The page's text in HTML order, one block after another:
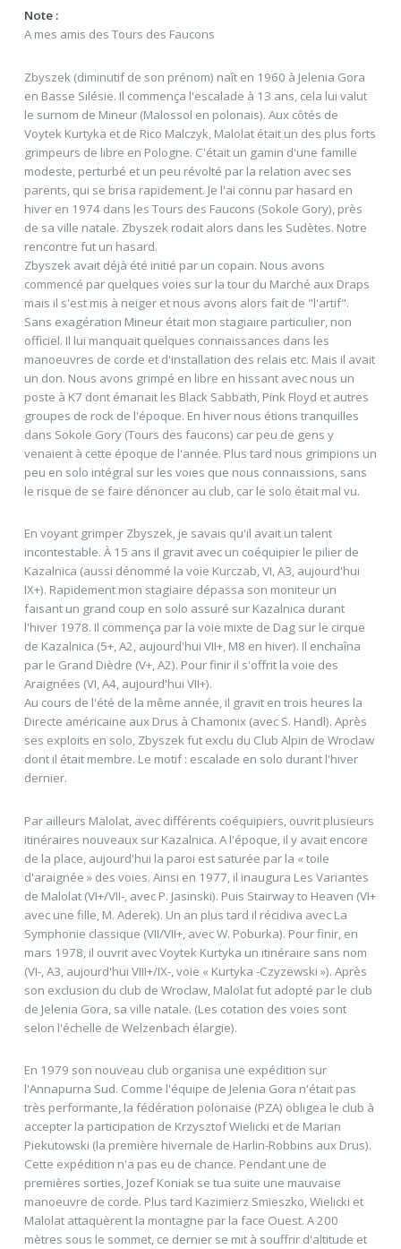
Note :
A mes amis des Tours des Faucons
Zbyszek (diminutif de son prénom) naît en 1960 à Jelenia Gora
en Basse Silésie. Il commença l'escalade à 13 ans, cela lui valut
le surnom de Mineur (Malossol en polonais). Aux côtés de
Voytek Kurtyka et de Rico Malczyk, Malolat était un des plus forts
grimpeurs de libre en Pologne. C'était un gamin d'une famille
modeste, perturbé et un peu révolté par la relation avec ses
parents, qui se brisa rapidement. Je l'ai connu par hasard en
hiver en 1974 dans les Tours des Faucons (Sokole Gory), près
de sa ville natale. Zbyszek rodait alors dans les Sudètes. Notre
rencontre fut un hasard.
Zbyszek avait déjà été initié par un copain. Nous avons
commencé par quelques voies sur la tour du Marché aux Draps
mais il s'est mis à neiger et nous avons alors fait de "l'artif".
Sans exagération Mineur était mon stagiaire particulier, non
officiel. Il lui manquait quelques connaissances dans les
manoeuvres de corde et d'installation des relais etc. Mais il avait
un don. Nous avons grimpé en libre en hissant avec nous un
poste à K7 dont émanait les Black Sabbath, Pink Floyd et autres
groupes de rock de l'époque. En hiver nous étions tranquilles
dans Sokole Gory (Tours des faucons) car peu de gens y
venaient à cette époque de l'année. Plus tard nous grimpions un
peu en solo intégral sur les voies que nous connaissions, sans
le risque de se faire dénoncer au club, car le solo était mal vu.
En voyant grimper Zbyszek, je savais qu'il avait un talent
incontestable. À 15 ans il gravit avec un coéquipier le pilier de
Kazalnica (aussi dénommé la voie Kurczab, VI, A3, aujourd'hui
IX+). Rapidement mon stagiaire dépassa son moniteur un
faisant un grand coup en solo assuré sur Kazalnica durant
l'hiver 1978. Il commença par la voie mixte de Dag sur le cirque
de Kazalnica (5+, A2, aujourd'hui VII+, M8 en hiver). Il enchaîna
par le Grand Dièdre (V+, A2). Pour finir il s'offrit la voie des
Araignées (VI, A4, aujourd'hui VII+).
Au cours de l'été de la même année, il gravit en trois heures la
Directe américaine aux Drus à Chamonix (avec S. Handl). Après
ses exploits en solo, Zbyszek fut exclu du Club Alpin de Wroclaw
dont il était membre. Le motif : escalade en solo durant l'hiver
dernier.
Par ailleurs Malolat, avec différents coéquipiers, ouvrit plusieurs
itinéraires nouveaux sur Kazalnica. A l'époque, il y avait encore
de la place, aujourd'hui la paroi est saturée par la « toile
d'araignée » des voies. Ainsi en 1977, il inaugura Les Variantes
de Malolat (VI+/VII-, avec P. Jasinski). Puis Stairway to Heaven (VI+
avec une fille, M. Aderek). Un an plus tard il récidiva avec La
Symphonie classique (VII/VII+, avec W. Poburka). Pour finir, en
mars 1978, il ouvrit avec Voytek Kurtyka un itinéraire sans nom
(VI-, A3, aujourd'hui VIII+/IX-, voie « Kurtyka -Czyzewski »). Après
son exclusion du club de Wroclaw, Malolat fut adopté par le club
de Jelenia Gora, sa ville natale. (Les cotation des voies sont
selon l'échelle de Welzenbach élargie).
En 1979 son nouveau club organisa une expédition sur
l'Annapurna Sud. Comme l'équipe de Jelenia Gora n'était pas
très performante, la fédération polonaise (PZA) obligea le club à
accepter la participation de Krzysztof Wielicki et de Marian
Piekutowski (la première hivernale de Harlin-Robbins aux Drus).
Cette expédition n'a pas eu de chance. Pendant une de
premières sorties, Jozef Koniak se tua suite une mauvaise
manoeuvre de corde. Plus tard Kazimierz Smieszko, Wielicki et
Malolat attaquèrent la montagne par la face Ouest. A 200
mètres sous le sommet, ce dernier se mit à souffrir d'altitude et